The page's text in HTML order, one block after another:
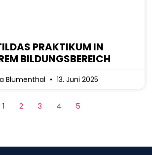
PRAKTIKUM IN
BILDUNGSBEREICH
Blumenthal 13. Juni 2025
1 2 3 4 5